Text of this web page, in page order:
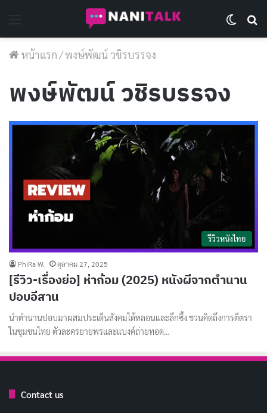
หน้าแรก/พงษ์พัฒน์ วชิรบรรจง
พงษ์พัฒน์ วชิรบรรจง
รีวิวหนังไทย
PhiRa W. ตุลาคม 27, 2025
[รีวิว-เรื่องย่อ] ห่าก้อม (2025) หนังผีจากตำนาน
ปอบอีสาน
นำตำนานปอบมาผสมประเด็นสังคมได้หลอนและลึกซึ้ง ชวนคิดถึงการตีตรา
ในชุมชนไทย ตัวละครยายพรและแบงค์ถ่ายทอด…
Contact us